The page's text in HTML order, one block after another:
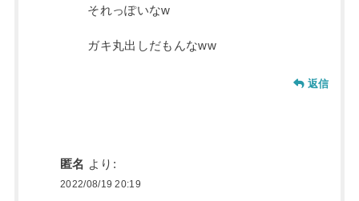
それっぽいなw
ガキ丸出しだもんなww
返信
匿名 より:
2022/08/19 20:19